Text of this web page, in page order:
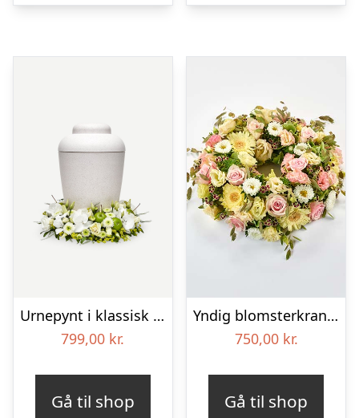
Urnepynt i klassisk stil – creme
799,00 kr.
Gå til shop
Yndig blomsterkrans i pastelfarver, floristens valg – Blomster til begravelse
750,00 kr.
Gå til shop